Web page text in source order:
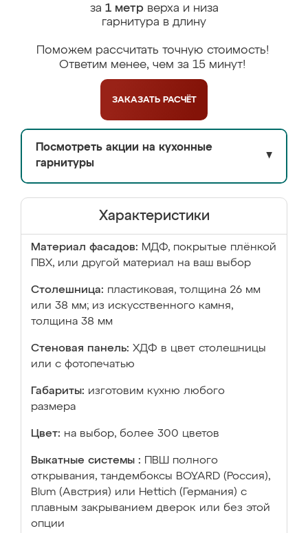
за 1 метрверха и низа
гарнитура в длину
Поможем рассчитать точную стоимость!
Ответим менее, чем за 15 минут!
ЗАКАЗАТЬ РАСЧЁТ
Посмотреть акции на кухонные
гарнитуры
▼
Характеристики
Материал фасадов: МДФ, покрытые плёнкой
ПВХ, или другой материал на ваш выбор
Столешница: пластиковая, толщина 26 мм
или 38 мм; из искусственного камня,
толщина 38 мм
Стеновая панель: ХДФ в цвет столешницы
или с фотопечатью
Габариты: изготовим кухню любого
размера
Цвет: на выбор, более 300 цветов
Выкатные системы :
ПВШ полного
открывания, тандембоксы BOYARD (Россия),
Blum (Австрия) или Hettich (Германия) с
плавным закрыванием дверок или без этой
опции